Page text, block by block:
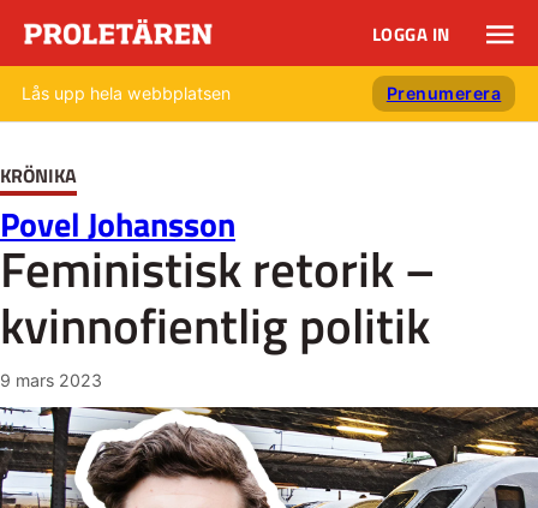
LOGGA IN
Lås upp hela webbplatsen Prenumerera
KRÖNIKA
Povel Johansson
Feministisk retorik –
kvinnofientlig politik
9 mars 2023